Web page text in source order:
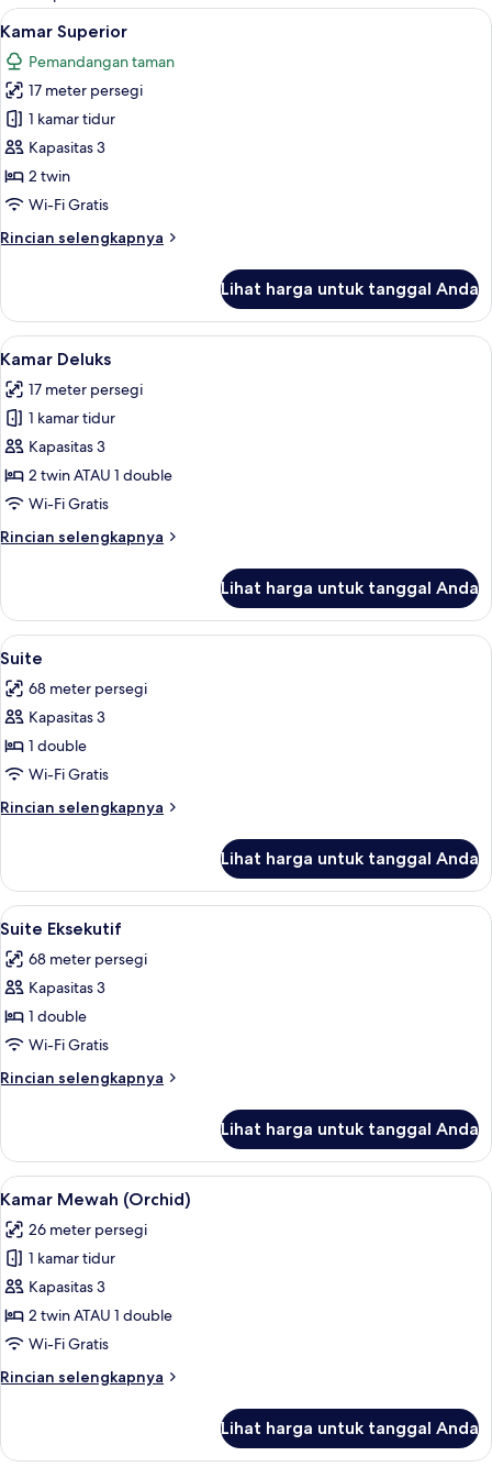
kamar
Lihat
semua
foto
untuk
Kamar
Superior
Kamar Superior | Minibar, brankas,
4
Kamar Superior
Pemandangan taman
17 meter persegi
1 kamar tidur
Kapasitas 3
2 twin
Wi-Fi Gratis
Rincian selengkapnya
Rincian
Kamar
Superior
Lihat harga untuk tanggal Anda
Lihat
semua
foto
untuk
Kamar
Deluks
Kamar Deluks | Minibar, brankas,
3
Kamar Deluks
17 meter persegi
1 kamar tidur
Kapasitas 3
2 twin ATAU 1 double
Wi-Fi Gratis
Rincian selengkapnya
Rincian
Kamar
Deluks
Lihat harga untuk tanggal Anda
Lihat
semua
foto
untuk
Suite
Suite | Minibar, brankas, dan tempat
4
Suite
68 meter persegi
Kapasitas 3
1 double
Wi-Fi Gratis
Rincian selengkapnya
Rincian
Suite
Lihat harga untuk tanggal Anda
Lihat
semua
foto
untuk
Suite
Eksekutif
Suite Eksekutif | Minibar, brankas,
3
Suite Eksekutif
68 meter persegi
Kapasitas 3
1 double
Wi-Fi Gratis
Rincian selengkapnya
Rincian
Suite
Eksekutif
Lihat harga untuk tanggal Anda
Lihat
semua
foto
untuk
Kamar
Mewah
(Orchid)
Kamar Mewah (Orchid) | Minibar,
5
Kamar Mewah (Orchid)
26 meter persegi
1 kamar tidur
Kapasitas 3
2 twin ATAU 1 double
Wi-Fi Gratis
Rincian selengkapnya
Rincian
Kamar
Lihat harga untuk tanggal Anda